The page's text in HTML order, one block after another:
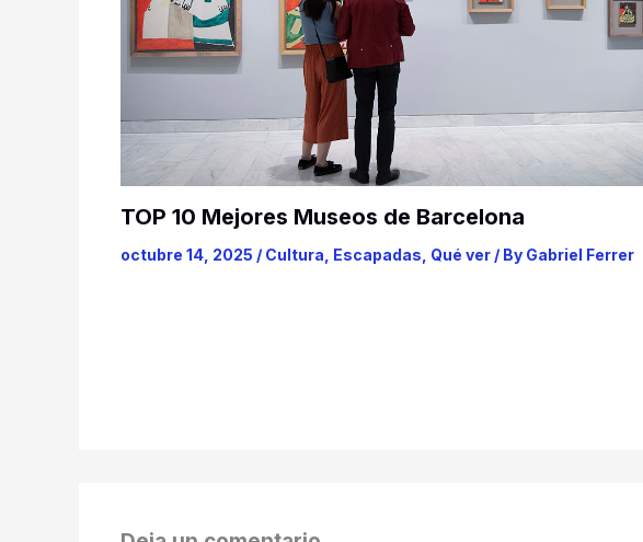
TOP 10 Mejores Museos de Barcelona
octubre 14, 2025 / Cultura Escapadas Qué ver/ By Gabriel Ferrer